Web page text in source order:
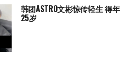
韩团ASTRO文彬惊传轻生 得年
25岁